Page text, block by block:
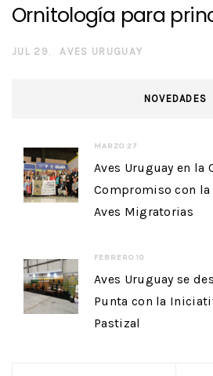
Ornitología para
JUL 29 AVES URUGUAY
NOVEDADES
MARZO 27
Aves Uruguay en la
Compromiso con la
Aves Migratorias
FEBRERO 10
Aves Uruguay se
Punta con la
Pastizal